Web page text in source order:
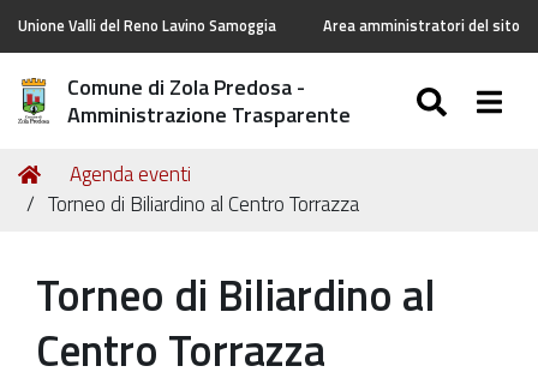
Unione Valli del Reno Lavino Samoggia Area amministratori del sito
Comune di Zola Predosa -
Amministrazione Trasparente
Tu
sei
Home
Agenda eventi
Torneo di Biliardino al Centro Torrazza
Torneo di Biliardino al
Centro Torrazza